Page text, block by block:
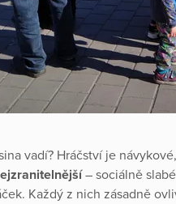
vadí? Hráčství je
– sociálně
Každý z nich zásadně